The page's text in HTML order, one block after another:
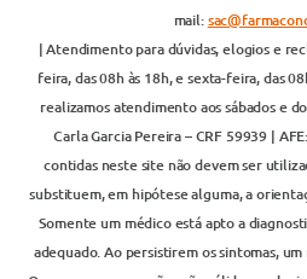
mail:
| Atendimento para dúvidas, elogios e
feira, das 08h às 18h, e sexta-feira, das
realizamos atendimento aos sábados e
Carla Garcia Pereira – CRF 59939 |
contidas neste site não devem ser
substituem, em hipótese alguma, a
Somente um médico está apto a
adequado. Ao persistirem os sintomas,